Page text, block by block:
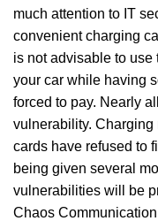
much attention to IT
convenient charging
is not advisable to
your car while having
forced to pay. Nearly
vulnerability.
cards have refused to
being given several
vulnerabilities will be
Chaos